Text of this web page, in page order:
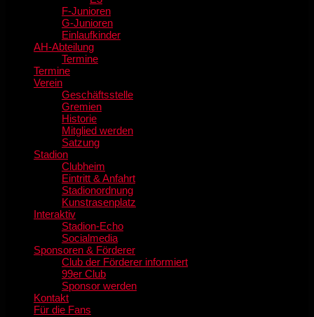
F-Junioren
G-Junioren
Einlaufkinder
AH-Abteilung
Termine
Termine
Verein
Geschäftsstelle
Gremien
Historie
Mitglied werden
Satzung
Stadion
Clubheim
Eintritt & Anfahrt
Stadionordnung
Kunstrasenplatz
Interaktiv
Stadion-Echo
Socialmedia
Sponsoren & Förderer
Club der Förderer informiert
99er Club
Sponsor werden
Kontakt
Für die Fans